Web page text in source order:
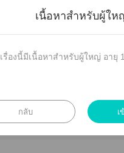
หรือ tag
#ลเทูเอะมูน 🌝
เนื้อหาสำหรับผู้ให
เรื่องนี้มีเนื้อหาสำหรับผู้ใหญ่ อายุ
กลับ เ